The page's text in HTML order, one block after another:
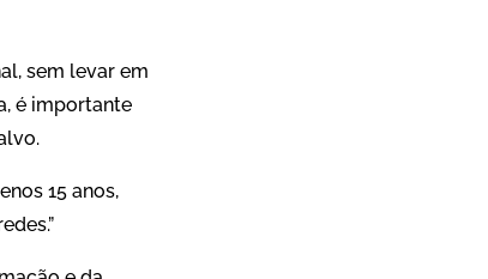
sem levar em
é importante
15 anos,